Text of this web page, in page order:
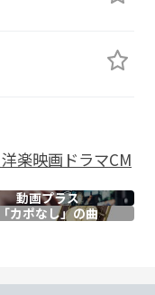
洋楽映画ドラマCM
動画プラス
「カポなし」の曲